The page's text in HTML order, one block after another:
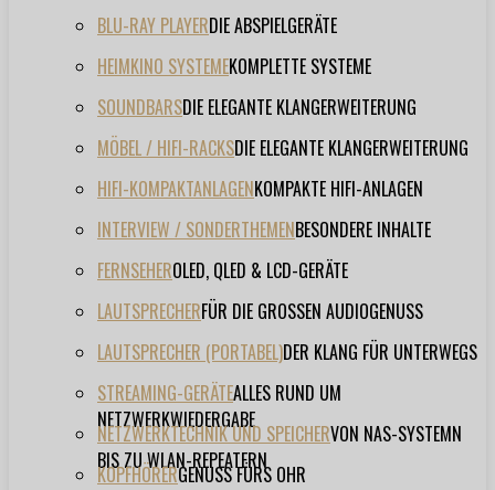
BLU-RAY PLAYERDIE ABSPIELGERÄTE
HEIMKINO SYSTEMEKOMPLETTE SYSTEME
SOUNDBARSDIE ELEGANTE KLANGERWEITERUNG
MÖBEL / HIFI-RACKSDIE ELEGANTE KLANGERWEITERUNG
HIFI-KOMPAKTANLAGENKOMPAKTE HIFI-ANLAGEN
INTERVIEW / SONDERTHEMENBESONDERE INHALTE
FERNSEHEROLED, QLED & LCD-GERÄTE
LAUTSPRECHERFÜR DIE GROSSEN AUDIOGENUSS
LAUTSPRECHER (PORTABEL)DER KLANG FÜR UNTERWEGS
STREAMING-GERÄTEALLES RUND UM
NETZWERKWIEDERGABE
NETZWERKTECHNIK UND SPEICHERVON NAS-SYSTEMN
BIS ZU WLAN-REPEATERN
KOPFHÖRERGENUSS FÜRS OHR